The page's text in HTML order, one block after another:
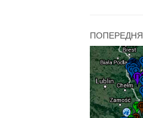
ПОПЕРЕДНЯ